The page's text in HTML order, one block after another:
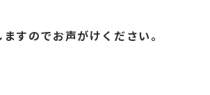
すのでお声がけください。